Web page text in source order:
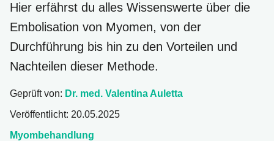
Hier erfährst du alles Wissenswerte über die
Embolisation von Myomen, von der
Durchführung bis hin zu den Vorteilen und
Nachteilen dieser Methode.
Geprüft von: Dr. med. Valentina Auletta
Veröffentlicht: 20.05.2025
Myombehandlung